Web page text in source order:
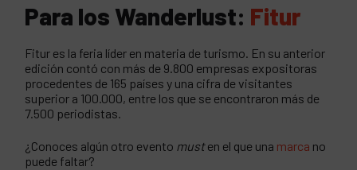
Para los Wanderlust: Fitur
Fitur es la feria líder en materia de turismo. En su anterior
edición contó con más de 9.800 empresas expositoras
procedentes de 165 países y una cifra de visitantes
superior a 100.000, entre los que se encontraron más de
7.500 periodistas.
¿Conoces algún otro evento musten el que una marca no
puede faltar?